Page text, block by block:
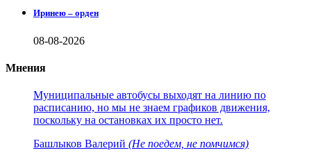
Иринею – орден
08-08-2026
Мнения
Муниципальные автобусы выходят на линию по
расписанию, но мы не знаем графиков движения,
поскольку на остановках их просто нет.
Башлыков Валерий (Не поедем, не помчимся)